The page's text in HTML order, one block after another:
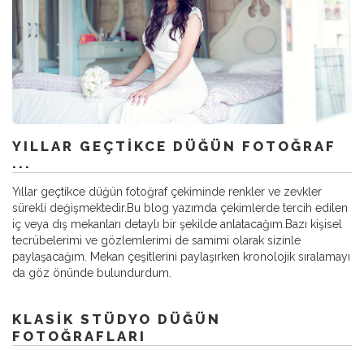
YILLAR GEÇTIKCE DÜĞÜN FOTOĞRAF
...
Yıllar geçtikce düğün fotoğraf çekiminde renkler ve zevkler
sürekli değişmektedir.Bu blog yazımda çekimlerde tercih edilen
iç veya dış mekanları detaylı bir şekilde anlatacağım.Bazı kişisel
tecrübelerimi ve gözlemlerimi de samimi olarak sizinle
paylaşacağım. Mekan çeşitlerini paylaşırken kronolojik sıralamayı
da göz önünde bulundurdum.
KLASIK STÜDYO DÜĞÜN
FOTOĞRAFLARI